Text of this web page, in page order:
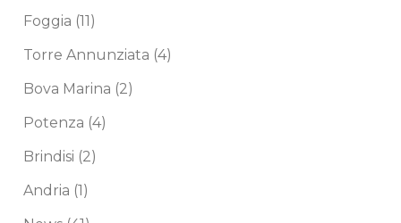
Foggia (11)
Torre Annunziata (4)
Bova Marina (2)
Potenza (4)
Brindisi (2)
Andria (1)